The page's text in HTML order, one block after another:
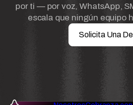
por ti — por voz, WhatsApp,
escala que ningún equipo
Solicita Una